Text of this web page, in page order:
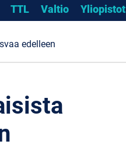
TTL Valtio Yliopistot
edelleen